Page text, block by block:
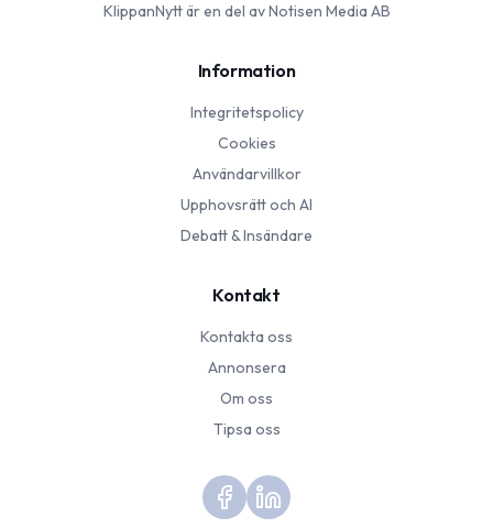
KlippanNyttär en del av Notisen Media AB
Information
Integritetspolicy
Cookies
Användarvillkor
Upphovsrätt och AI
Debatt & Insändare
Kontakt
Kontakta oss
Annonsera
Om oss
Tipsa oss